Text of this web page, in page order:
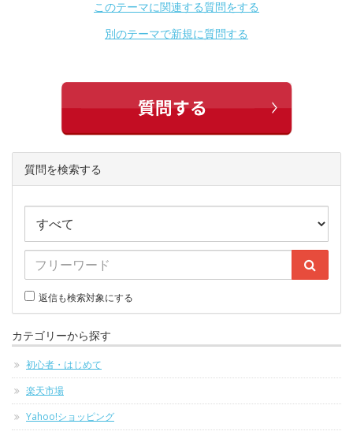
このテーマに関連する質問をする
別のテーマで新規に質問する
質問を検索する
返信も検索対象にする
カテゴリーから探す
初心者・はじめて
楽天市場
Yahoo!ショッピング